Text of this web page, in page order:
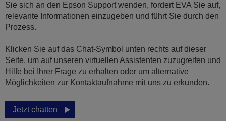
Sie sich an den Epson Support wenden, fordert EVA Sie auf,
relevante Informationen einzugeben und führt Sie durch den
Prozess.
Klicken Sie auf das Chat-Symbol unten rechts auf dieser
Seite, um auf unseren virtuellen Assistenten zuzugreifen und
Hilfe bei Ihrer Frage zu erhalten oder um alternative
Möglichkeiten zur Kontaktaufnahme mit uns zu erkunden.
Jetzt chatten